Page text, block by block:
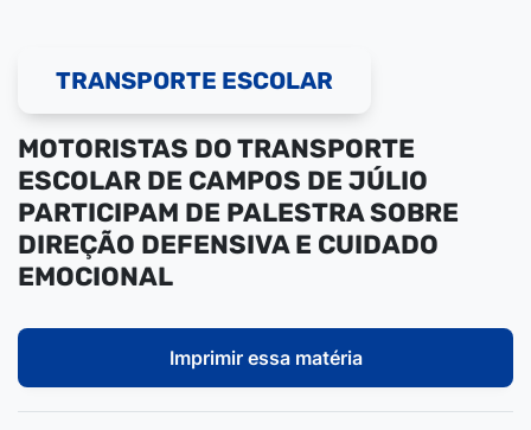
TRANSPORTE ESCOLAR
MOTORISTAS DO TRANSPORTE
ESCOLAR DE CAMPOS DE JÚLIO
PARTICIPAM DE PALESTRA SOBRE
DIREÇÃO DEFENSIVA E CUIDADO
EMOCIONAL
Imprimir essa matéria